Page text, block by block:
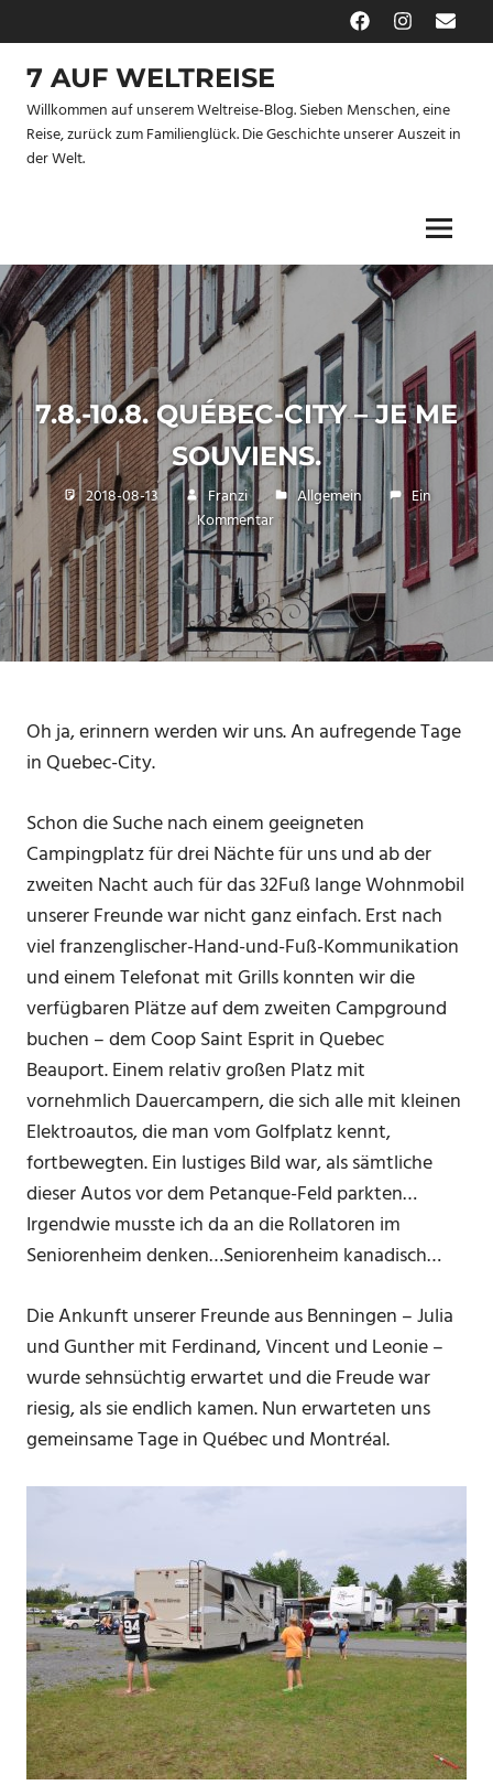
Inhalt
springen
FacebookInstagram
E-
Mail
7 AUF WELTREISE
Willkommen auf unserem Weltreise-Blog. Sieben Menschen, eine
Reise, zurück zum Familienglück. Die Geschichte unserer Auszeit in
der Welt.
Menu
7.8.-10.8. QUÉBEC-CITY – JE ME
SOUVIENS.
2018-08-13 Franzi Allgemein
Ein
Kommentar
Oh ja, erinnern werden wir uns. An aufregende Tage
in Quebec-City.
Schon die Suche nach einem geeigneten
Campingplatz für drei Nächte für uns und ab der
zweiten Nacht auch für das 32Fuß lange Wohnmobil
unserer Freunde war nicht ganz einfach. Erst nach
viel franzenglischer-Hand-und-Fuß-Kommunikation
und einem Telefonat mit Grills konnten wir die
verfügbaren Plätze auf dem zweiten Campground
buchen – dem Coop Saint Esprit in Quebec
Beauport. Einem relativ großen Platz mit
vornehmlich Dauercampern, die sich alle mit kleinen
Elektroautos, die man vom Golfplatz kennt,
fortbewegten. Ein lustiges Bild war, als sämtliche
dieser Autos vor dem Petanque-Feld parkten…
Irgendwie musste ich da an die Rollatoren im
Seniorenheim denken…Seniorenheim kanadisch…
Die Ankunft unserer Freunde aus Benningen – Julia
und Gunther mit Ferdinand, Vincent und Leonie –
wurde sehnsüchtig erwartet und die Freude war
riesig, als sie endlich kamen. Nun erwarteten uns
gemeinsame Tage in Québec und Montréal.